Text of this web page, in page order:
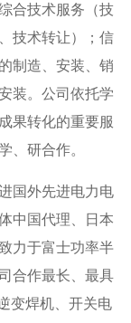
合技术服务（技
技术转让）；信
制造、安装、销
装。公司依托学
果转化的重要服
、研合作。
国外先进电力电
中国代理、日本
力于富士功率半
合作最长、最具
变焊机、开关电